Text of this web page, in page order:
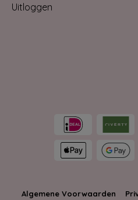
Uitloggen
Algemene Voorwaarden